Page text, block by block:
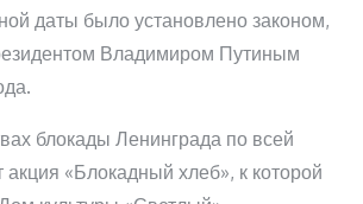
даты было установлено законом,
Владимиром Путиным
блокады Ленинграда по всей
акция «Блокадный хлеб», к которой